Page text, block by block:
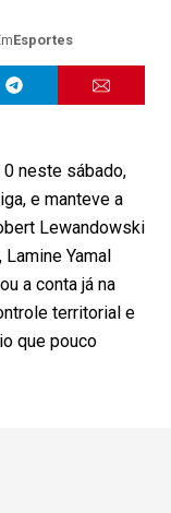
Esportes
0 neste sábado,
e manteve a
Lewandowski
Yamal
a conta já na
territorial e
que pouco